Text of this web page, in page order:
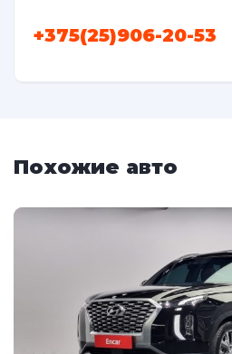
+375(25)906-20-53
Похожие авто